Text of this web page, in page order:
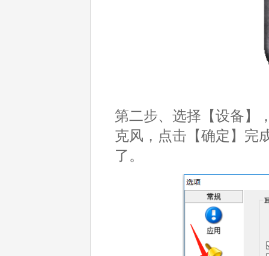
第二步、选择【设备】
克风，点击【确定】完
了。